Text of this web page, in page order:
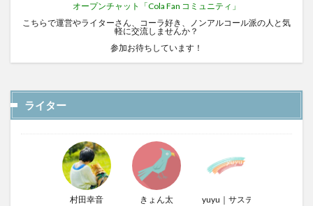
オープンチャット「Cola Fan コミュニティ」
こちらで運営やライターさん、コーラ好き、ノンアルコール派の人と気
軽に交流しませんか？
参加お待ちしています！
ライター
村田幸音 きょん太 yuyu｜サステナぶる男